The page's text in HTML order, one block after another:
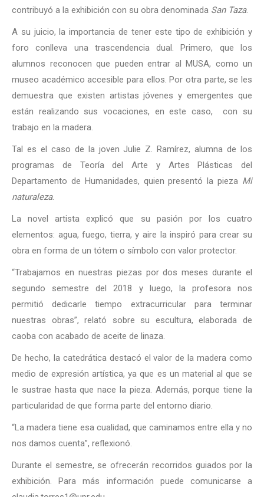
contribuyó a la exhibición con su obra denominada San Taza.
A su juicio, la importancia de tener este tipo de exhibición y
foro conlleva una trascendencia dual. Primero, que los
alumnos reconocen que pueden entrar al MUSA, como un
museo académico accesible para ellos. Por otra parte, se les
demuestra que existen artistas jóvenes y emergentes que
están realizando sus vocaciones, en este caso, con su
trabajo en la madera.
Tal es el caso de la joven Julie Z. Ramírez, alumna de los
programas de Teoría del Arte y Artes Plásticas del
Departamento de Humanidades, quien presentó la pieza Mi
naturaleza.
La novel artista explicó que su pasión por los cuatro
elementos: agua, fuego, tierra, y aire la inspiró para crear su
obra en forma de un tótem o símbolo con valor protector.
“Trabajamos en nuestras piezas por dos meses durante el
segundo semestre del 2018 y luego, la profesora nos
permitió dedicarle tiempo extracurricular para terminar
nuestras obras”, relató sobre su escultura, elaborada de
caoba con acabado de aceite de linaza.
De hecho, la catedrática destacó el valor de la madera como
medio de expresión artística, ya que es un material al que se
le sustrae hasta que nace la pieza. Además, porque tiene la
particularidad de que forma parte del entorno diario.
“La madera tiene esa cualidad, que caminamos entre ella y no
nos damos cuenta”, reflexionó.
Durante el semestre, se ofrecerán recorridos guiados por la
exhibición. Para más información puede comunicarse a